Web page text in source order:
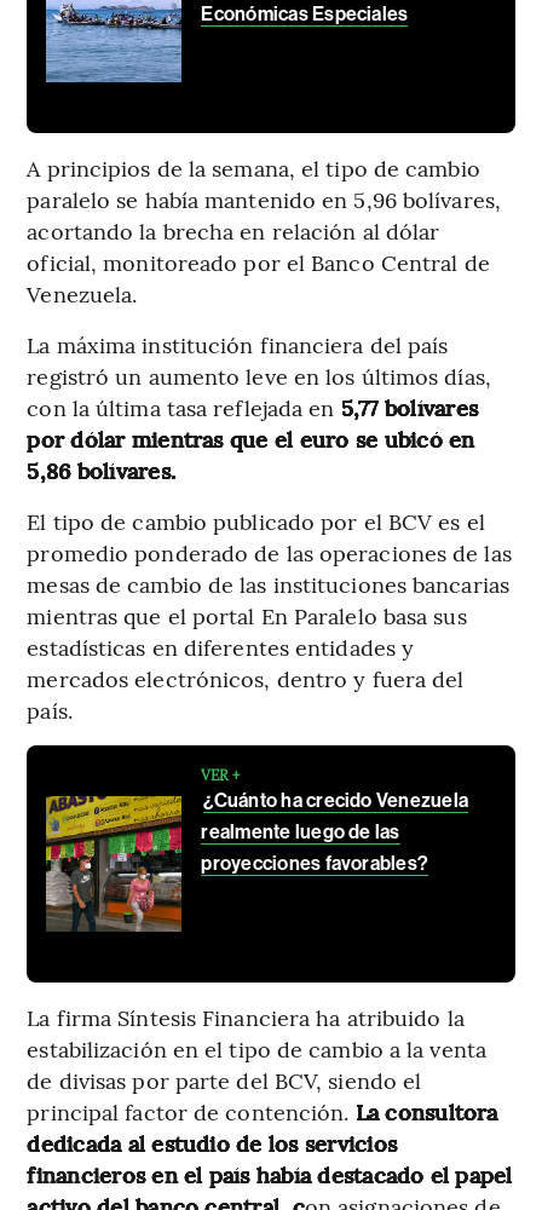
Económicas Especiales
A principios de la semana, el tipo de cambio
paralelo se había mantenido en 5,96 bolívares,
acortando la brecha en relación al dólar
oficial, monitoreado por el Banco Central de
Venezuela.
La máxima institución financiera del país
registró un aumento leve en los últimos días,
con la última tasa reflejada en 5,77 bolívares
por dólar mientras que el euro se ubicó en
5,86 bolívares.
El tipo de cambio publicado por el BCV es el
promedio ponderado de las operaciones de las
mesas de cambio de las instituciones bancarias
mientras que el portal En Paralelo basa sus
estadísticas en diferentes entidades y
mercados electrónicos, dentro y fuera del
país.
VER +
¿Cuánto ha crecido Venezuela
realmente luego de las
proyecciones favorables?
La firma Síntesis Financiera ha atribuido la
estabilización en el tipo de cambio a la venta
de divisas por parte del BCV, siendo el
principal factor de contención. La consultora
dedicada al estudio de los servicios
financieros en el país había destacado el papel